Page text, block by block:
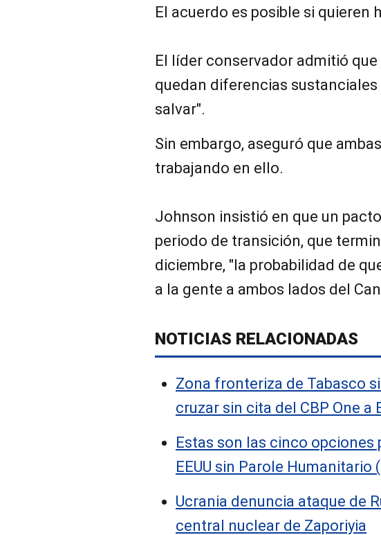
El acuerdo es posible si quieren
El líder conservador admitió que
quedan diferencias
salvar".
Sin embargo, aseguró que
trabajando en ello.
Johnson insistió en que un
periodo de transición, que
diciembre, "la probabilidad de
a la gente a ambos lados del
NOTICIAS RELACIONADAS
Zona fronteriza de Tabasco
cruzar sin cita del CBP One a
Estas son las cinco opciones
EEUU sin Parole Humanitario
Ucrania denuncia ataque de
central nuclear de Zaporiyia